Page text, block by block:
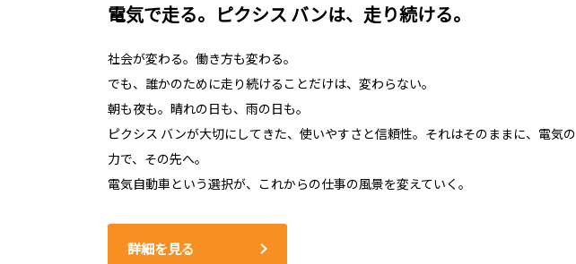
電気で走る。ピクシス バンは、走り続ける。
社会が変わる。働き方も変わる。
でも、誰かのために走り続けることだけは、変わらない。
朝も夜も。晴れの日も、雨の日も。
ピクシス バンが大切にしてきた、使いやすさと信頼性。それはそのままに、電気の
力で、その先へ。
電気自動車という選択が、これからの仕事の風景を変えていく。
詳細を見る